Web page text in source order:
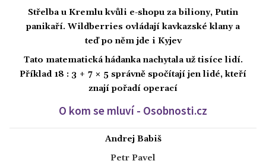
Střelba u Kremlu kvůli e-shopu za biliony, Putin
panikaří. Wildberries ovládají kavkazské klany a
teď po něm jde i Kyjev
Tato matematická hádanka nachytala už tisíce lidí.
Příklad 18 : 3 + 7 × 5 správně spočítají jen lidé, kteří
znají pořadí operací
O kom se mluví - Osobnosti.cz
Andrej Babiš
Petr Pavel